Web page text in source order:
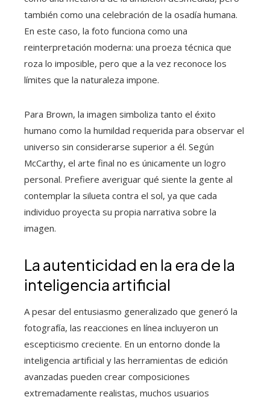
también como una celebración de la osadía humana.
En este caso, la foto funciona como una
reinterpretación moderna: una proeza técnica que
roza lo imposible, pero que a la vez reconoce los
límites que la naturaleza impone.
Para Brown, la imagen simboliza tanto el éxito
humano como la humildad requerida para observar el
universo sin considerarse superior a él. Según
McCarthy, el arte final no es únicamente un logro
personal. Prefiere averiguar qué siente la gente al
contemplar la silueta contra el sol, ya que cada
individuo proyecta su propia narrativa sobre la
imagen.
La autenticidad en la era de la
inteligencia artificial
A pesar del entusiasmo generalizado que generó la
fotografía, las reacciones en línea incluyeron un
escepticismo creciente. En un entorno donde la
inteligencia artificial y las herramientas de edición
avanzadas pueden crear composiciones
extremadamente realistas, muchos usuarios